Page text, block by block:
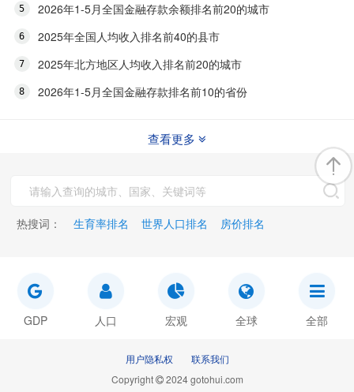
2026年1-5月全国金融存款余额排名前20的城市
2025年全国人均收入排名前40的县市
2025年北方地区人均收入排名前20的城市
2026年1-5月全国金融存款排名前10的省份
查看更多
热搜词： 生育率排名 世界人口排名 房价排名
GDP 人口 宏观 全球 全部
用户隐私权
联系我们
Copyright
2024 gotohui.com